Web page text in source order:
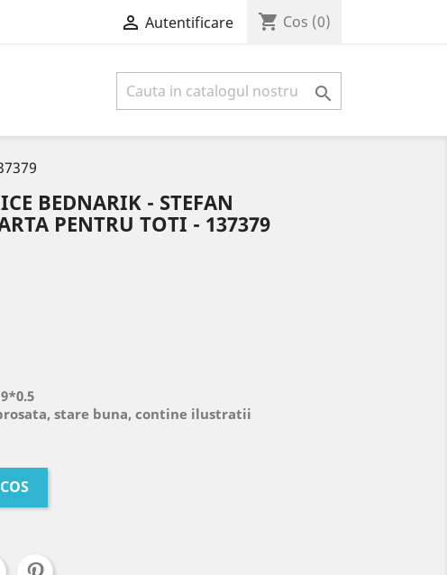
 Autentificare shopping_cart Cos (0)

BEDNARIK - STEFAN
PENTRU TOTI - 137379
stare buna, contine ilustratii